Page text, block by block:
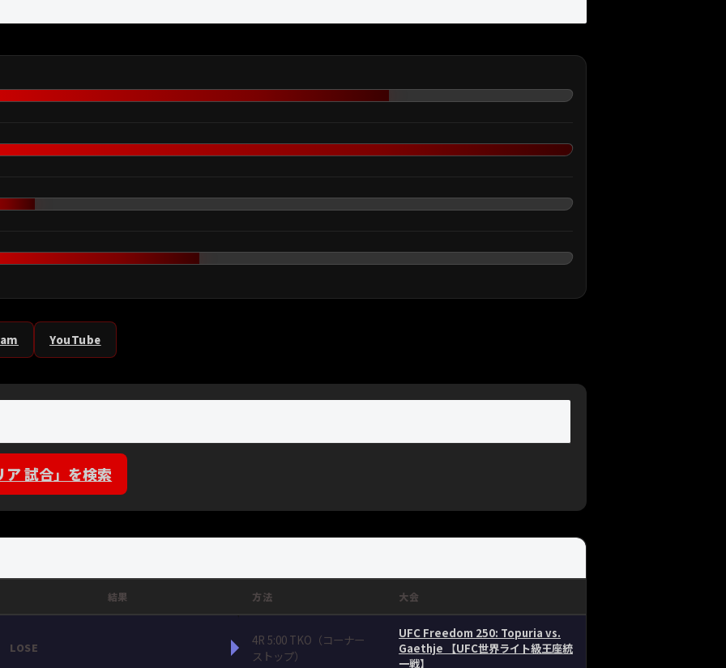
YouTube
試合」を検索
結果 方法 大会
LOSE
4R 5:00 TKO（コーナー
ストップ）
UFC Freedom 250: Topuria vs.
Gaethje 【UFC世界ライト級王座統
一戦】